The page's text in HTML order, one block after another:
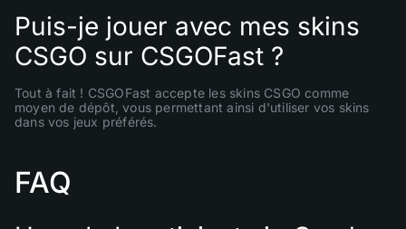
Puis-je jouer avec mes skins
CSGO sur CSGOFast ?
Tout à fait ! CSGOFast accepte les skins CSGO comme
moyen de dépôt, vous permettant ainsi d'utiliser vos skins
dans vos jeux préférés.
FAQ